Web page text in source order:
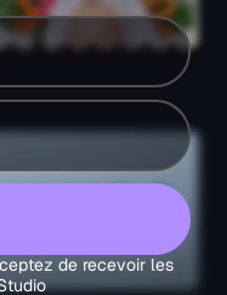
de recevoir les